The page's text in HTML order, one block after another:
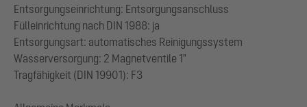
Entsorgungseinrichtung: Entsorgungsanschluss
Fülleinrichtung nach DIN 1988: ja
Entsorgungsart: automatisches Reinigungssystem
Wasserversorgung: 2 Magnetventile 1"
Tragfähigkeit (DIN 19901): F3